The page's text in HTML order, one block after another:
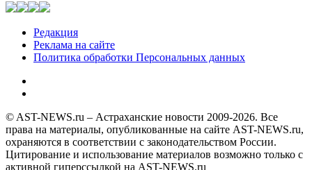
Редакция
Реклама на сайте
Политика обработки Персональных данных
© AST-NEWS.ru – Астраханские новости 2009-2026. Все
права на материалы, опубликованные на сайте AST-NEWS.ru,
охраняются в соответствии с законодательством России.
Цитирование и использование материалов возможно только с
активной гиперссылкой на AST-NEWS.ru